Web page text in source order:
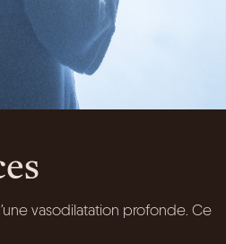
vasodilatation profonde. Ce